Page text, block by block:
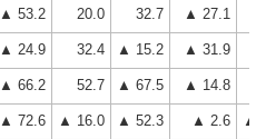
▲ 53.2 20.0 32.7 ▲ 27.1
▲ 24.9 32.4 ▲ 15.2 ▲ 31.9
▲ 66.2 52.7 ▲ 67.5 ▲ 14.8
▲ 72.6 ▲ 16.0 ▲ 52.3 ▲ 2.6 ▲